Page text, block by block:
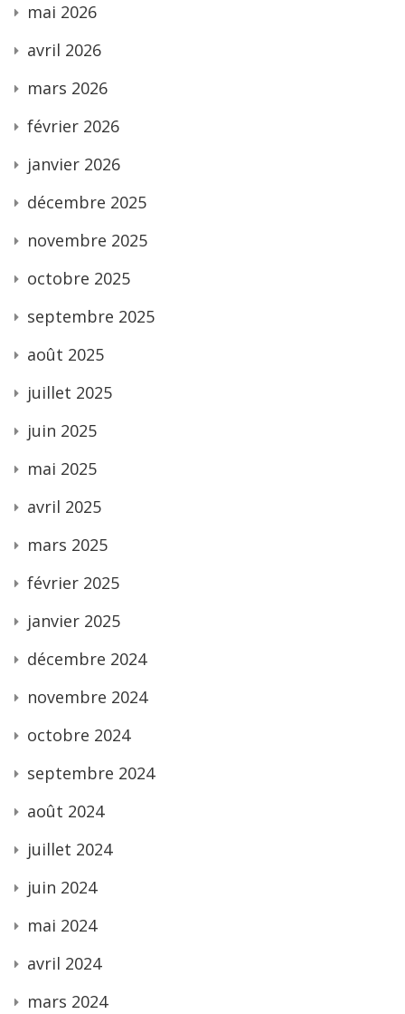
mai 2026
avril 2026
mars 2026
février 2026
janvier 2026
décembre 2025
novembre 2025
octobre 2025
septembre 2025
août 2025
juillet 2025
juin 2025
mai 2025
avril 2025
mars 2025
février 2025
janvier 2025
décembre 2024
novembre 2024
octobre 2024
septembre 2024
août 2024
juillet 2024
juin 2024
mai 2024
avril 2024
mars 2024